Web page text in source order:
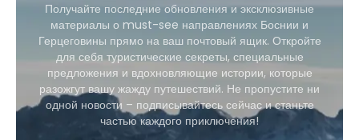
Получайте последние обновления и эксклюзивные
материалы о must-see направлениях Боснии и
Герцеговины прямо на ваш почтовый ящик. Откройте
для себя туристические секреты, специальные
предложения и вдохновляющие истории, которые
разожгут вашу жажду путешествий. Не пропустите ни
одной новости – подписывайтесь сейчас и станьте
частью каждого приключения!